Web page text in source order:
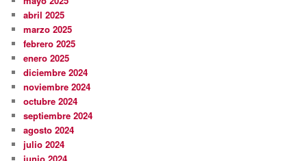
abril 2025
marzo 2025
febrero 2025
enero 2025
diciembre 2024
noviembre 2024
octubre 2024
septiembre 2024
agosto 2024
julio 2024